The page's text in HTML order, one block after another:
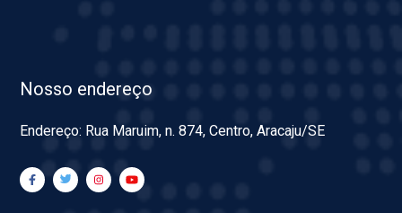
Nosso endereço
Endereço: Rua Maruim, n. 874, Centro, Aracaju/SE